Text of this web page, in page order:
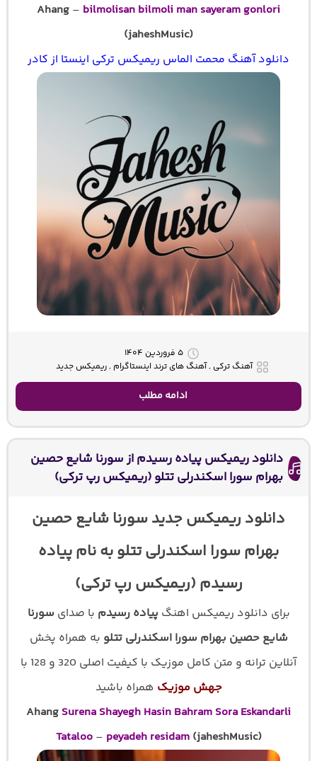
Ahang – bilmolisan bilmoli man sayeram gonlori
(jaheshMusic)
دانلود آهنگ محمت الماس ریمیکس ترکی اینستا از کادر
۵ فروردین ۱۴۰۴
آهنگ ترکی , آهنگ های ترند اینستاگرام , ریمیکس جدید
ادامه مطلب
دانلود ریمیکس پیاده رسیدم از سورنا شایع حصین
بهرام سورا اسکندرلی تتلو (ریمیکس رپ ترکی)
دانلود ریمیکس جدید سورنا شایع حصین
بهرام سورا اسکندرلی تتلو به نام پیاده
رسیدم (ریمیکس رپ ترکی)
برای دانلود ریمیکس اهنگ پیاده رسیدم با صدای سورنا
شایع حصین بهرام سورا اسکندرلی تتلو به همراه پخش
آنلاین ترانه و متن کامل موزیک با کیفیت اصلی 320 و 128 با
جهش موزیک همراه باشید
Ahang Surena Shayegh Hasin Bahram Sora Eskandarli
Tataloo– peyadeh residam(jaheshMusic)